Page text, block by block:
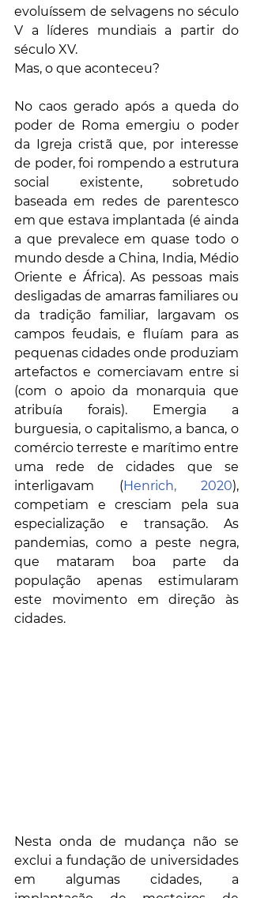
evoluíssem de selvagens no século
V a líderes mundiais a partir do
século XV.
Mas, o que aconteceu?
No caos gerado após a queda do
poder de Roma emergiu o poder
da Igreja cristã que, por interesse
de poder, foi rompendo a estrutura
social existente, sobretudo
baseada em redes de parentesco
em que estava implantada (é ainda
a que prevalece em quase todo o
mundo desde a China, India, Médio
Oriente e África). As pessoas mais
desligadas de amarras familiares ou
da tradição familiar, largavam os
campos feudais, e fluíam para as
pequenas cidades onde produziam
artefactos e comerciavam entre si
(com o apoio da monarquia que
atribuía forais). Emergia a
burguesia, o capitalismo, a banca, o
comércio terreste e marítimo entre
uma rede de cidades que se
interligavam (Henrich, 2020),
competiam e cresciam pela sua
especialização e transação. As
pandemias, como a peste negra,
que mataram boa parte da
população apenas estimularam
este movimento em direção às
cidades.
Nesta onda de mudança não se
exclui a fundação de universidades
em algumas cidades, a